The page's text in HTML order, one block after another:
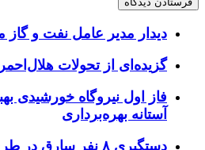
دیدار مدیر عامل نفت و گاز
گزیده‌ای از تحولات
فاز اول نیروگاه خورشیدی
آستانه بهره‌برداری
دستگیری ۸ نفر